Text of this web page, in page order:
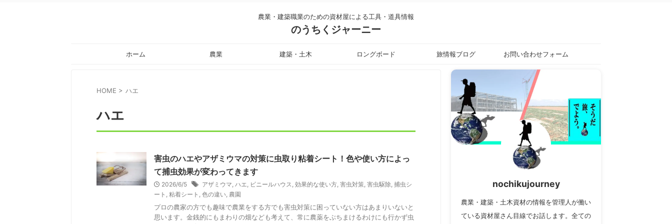
農業・建築職業のための資材屋による工具・道具情報
のうちくジャーニー
ホーム 農業 建築・土木 ロングボード 旅情報ブログ お問い合わせフォーム
HOME > ハエ
ハエ
害虫のハエやアザミウマの対策に虫取り粘着シート！色や使い方によっ
て捕虫効果が変わってきます
2026/6/5 アザミウマ, ハエ, ビニールハウス, 効果的な使い方, 害虫対策, 害虫駆除, 捕虫シ
ート , 粘着シート , 色の違い, 農園
プロの農家の方でも趣味で農業をする方でも害虫対策に困っていない方はあまりいないと
思います。金銭的にもまわりの畑なども考えて、常に農薬をぶちまけるわけにも行かず虫
nochikujourney
農業・建築・土木資材の情報を管理人が働い
ている資材屋さん目線でお話します。全ての